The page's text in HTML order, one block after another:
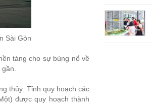
Sài Gòn
tảng cho sự bùng nổ về
thủy. Tỉnh quy hoạch các
được quy hoạch thành